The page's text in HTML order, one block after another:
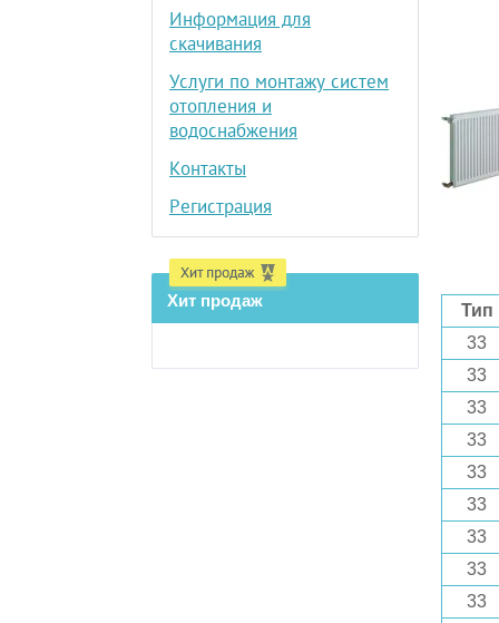
Тип
33
33
33
33
33
33
33
33
33
Информация для
скачивания
Услуги по монтажу систем
отопления и
водоснабжения
Контакты
Регистрация
Хит продаж